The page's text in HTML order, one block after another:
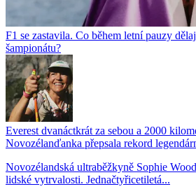
F1 se zastavila. Co během letní pauzy
šampionátu?
Everest dvanáctkrát za sebou a 2000
Novozélanďanka přepsala rekord
Novozélandská ultraběžkyně Sophie
lidské vytrvalosti. Jednačtyřicetiletá...